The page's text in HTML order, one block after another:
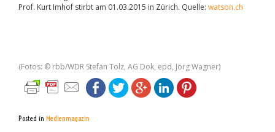
Prof. Kurt Imhof stirbt am 01.03.2015 in Zürich. Quelle: watson.ch
(Fotos: © rbb/WDR Stefan Tolz, AG Dok, epd, Jörg Wagner)
Posted in Medienmagazin